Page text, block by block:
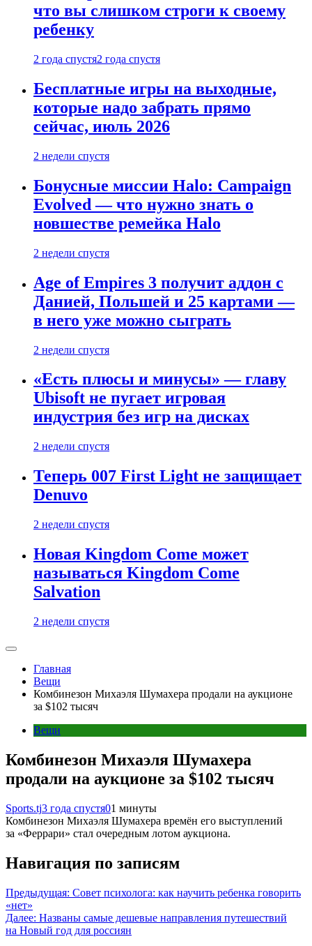
что вы слишком строги к своему
ребенку
2 года спустя2 года спустя
Бесплатные игры на выходные,
которые надо забрать прямо
сейчас, июль 2026
2 недели спустя
Бонусные миссии Halo: Campaign
Evolved — что нужно знать о
новшестве ремейка Halo
2 недели спустя
Age of Empires 3 получит аддон с
Данией, Польшей и 25 картами —
в него уже можно сыграть
2 недели спустя
«Есть плюсы и минусы» — главу
Ubisoft не пугает игровая
индустрия без игр на дисках
2 недели спустя
Теперь 007 First Light не защищает
Denuvo
2 недели спустя
Новая Kingdom Come может
называться Kingdom Come
Salvation
2 недели спустя
Главная
Вещи
Комбинезон Михаэля Шумахера продали на аукционе
за $102 тысяч
Вещи
Комбинезон Михаэля Шумахера
продали на аукционе за $102 тысяч
Sports.tj3 года спустя01 минуты
Комбинезон Михаэля Шумахера времён его выступлений
за «Феррари» стал очередным лотом аукциона.
Навигация по записям
Предыдущая: Совет психолога: как научить ребенка говорить
«нет»
Далее: Названы самые дешевые направления путешествий
на Новый год для россиян